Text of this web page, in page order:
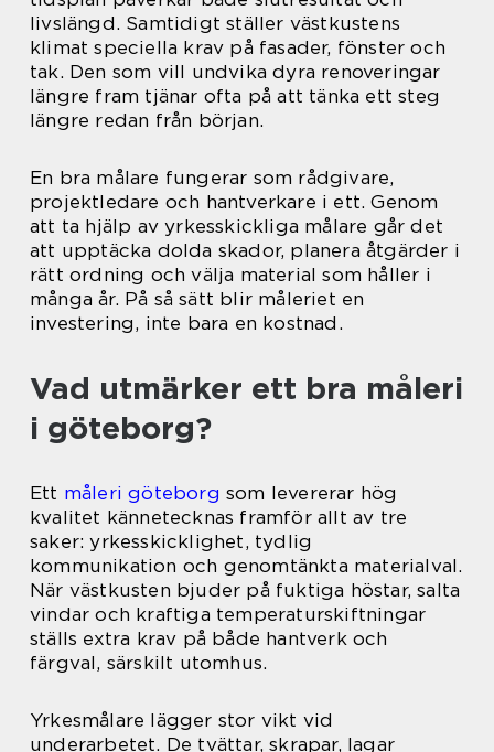
livslängd. Samtidigt ställer västkustens
klimat speciella krav på fasader, fönster och
tak. Den som vill undvika dyra renoveringar
längre fram tjänar ofta på att tänka ett steg
längre redan från början.
En bra målare fungerar som rådgivare,
projektledare och hantverkare i ett. Genom
att ta hjälp av yrkesskickliga målare går det
att upptäcka dolda skador, planera åtgärder i
rätt ordning och välja material som håller i
många år. På så sätt blir måleriet en
investering, inte bara en kostnad.
Vad utmärker ett bra måleri
i göteborg?
Ett måleri göteborg som levererar hög
kvalitet kännetecknas framför allt av tre
saker: yrkesskicklighet, tydlig
kommunikation och genomtänkta materialval.
När västkusten bjuder på fuktiga höstar, salta
vindar och kraftiga temperaturskiftningar
ställs extra krav på både hantverk och
färgval, särskilt utomhus.
Yrkesmålare lägger stor vikt vid
underarbetet. De tvättar, skrapar, lagar